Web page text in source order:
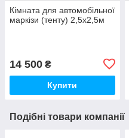
Кімната для автомобільної
маркізи (тенту) 2,5х2,5м
14 500 ₴
Купити
Подібні товари компанії